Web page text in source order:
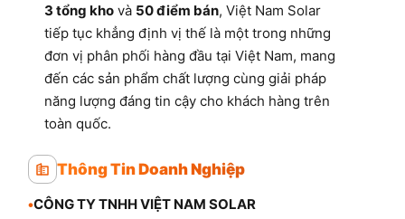
3 tổng kho và 50 điểm bán, Việt Nam Solar
tiếp tục khẳng định vị thế là một trong những
đơn vị phân phối hàng đầu tại Việt Nam, mang
đến các sản phẩm chất lượng cùng giải pháp
năng lượng đáng tin cậy cho khách hàng trên
toàn quốc.
Thông Tin Doanh Nghiệp
•CÔNG TY TNHH VIỆT NAM SOLAR